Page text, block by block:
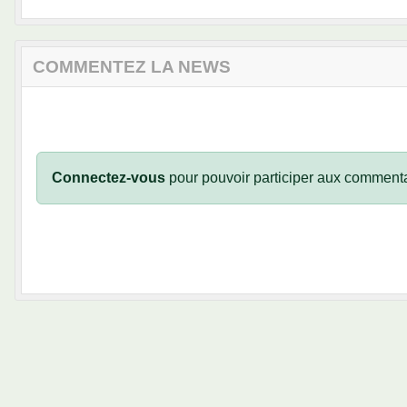
COMMENTEZ LA NEWS
Connectez-vous pour pouvoir participer aux